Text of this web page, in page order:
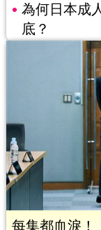
為何日本成
底？
每集都血淚！